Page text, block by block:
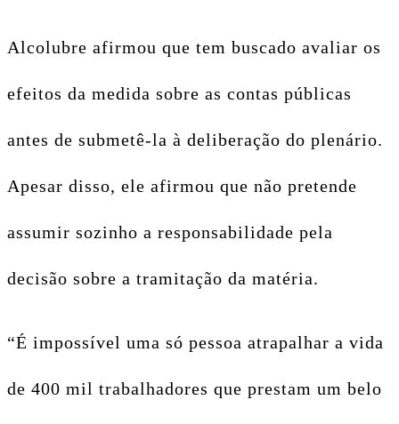
Alcolubre afirmou que tem buscado avaliar os
efeitos da medida sobre as contas públicas
antes de submetê-la à deliberação do plenário.
Apesar disso, ele afirmou que não pretende
assumir sozinho a responsabilidade pela
decisão sobre a tramitação da matéria.
“É impossível uma só pessoa atrapalhar a vida
de 400 mil trabalhadores que prestam um belo